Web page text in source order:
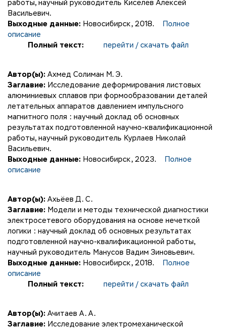
работы, научный руководитель Киселев Алексей
Васильевич.
Выходные данные: Новосибирск, 2018.
Полное
описание
Полный текст:
перейти / скачать файл
Автор(ы): Ахмед Солиман М. Э.
Заглавие: Исследование деформирования листовых
алюминиевых сплавов при формообразовании деталей
летательных аппаратов давлением импульсного
магнитного поля : научный доклад об основных
результатах подготовленной научно-квалификационной
работы, научный руководитель Курлаев Николай
Васильевич.
Выходные данные: Новосибирск, 2023.
Полное
описание
Автор(ы): Ахьёев Д. С.
Заглавие: Модели и методы технической диагностики
электросетевого оборудования на основе нечеткой
логики : научный доклад об основных результатах
подготовленной научно-квалификационной работы,
научный руководитель Манусов Вадим Зиновьевич.
Выходные данные: Новосибирск, 2018.
Полное
описание
Полный текст:
перейти / скачать файл
Автор(ы): Ачитаев А. А.
Заглавие: Исследование электромеханической